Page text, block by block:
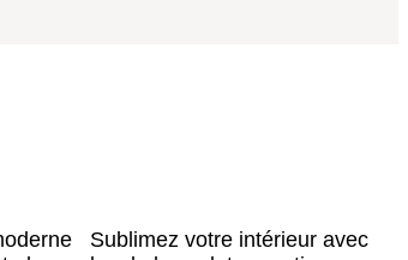
Sublimez votre intérieur avec